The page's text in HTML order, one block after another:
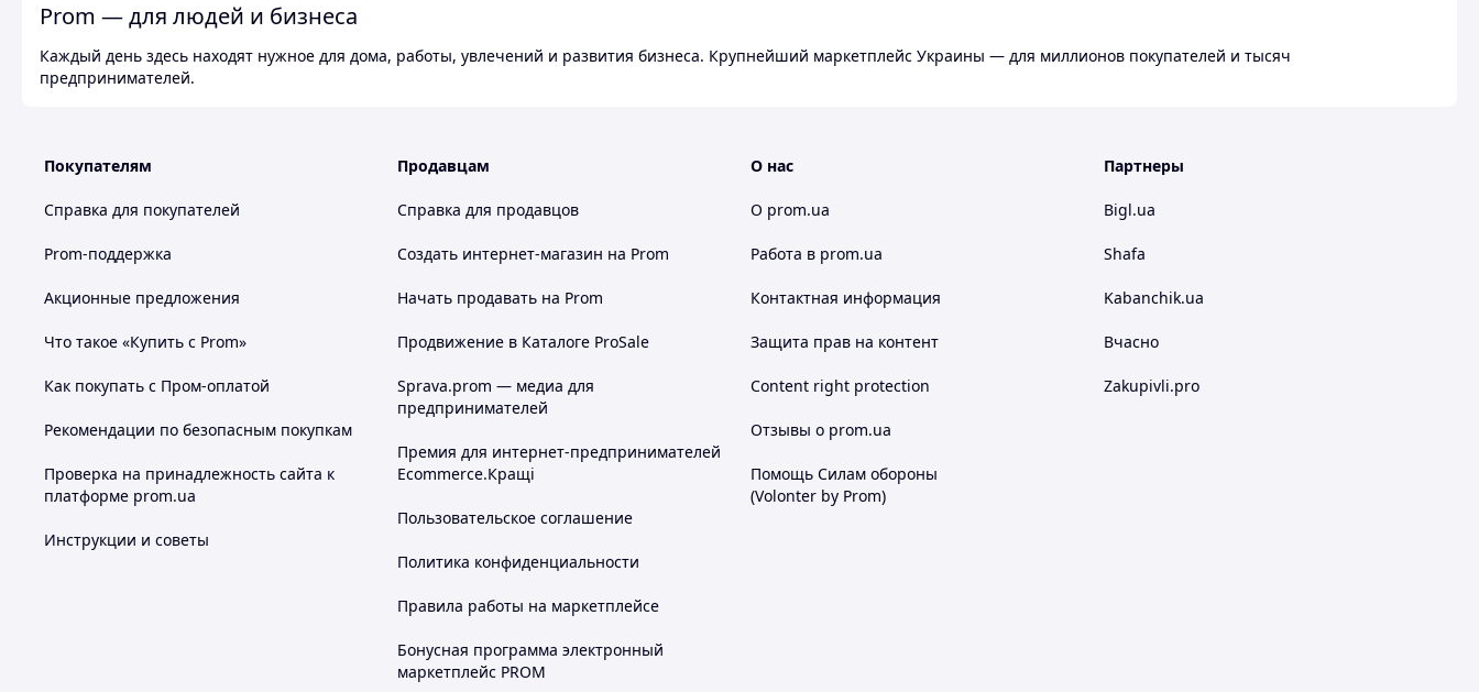
Prom — для людей и бизнеса
Каждый день здесь находят нужное для дома, работы, увлечений и развития бизнеса. Крупнейший маркетплейс Украины — для миллионов покупателей и тысяч
предпринимателей.
Покупателям
Справка для покупателей
Prom-поддержка
Акционные предложения
Что такое «Купить с Prom»
Как покупать с Пром-оплатой
Рекомендации по безопасным покупкам
Проверка на принадлежность сайта к
платформе prom.ua
Инструкции и советы
Продавцам
Справка для продавцов
Создать интернет-магазин на Prom
Начать продавать на Prom
Продвижение в Каталоге ProSale
Sprava.prom — медиа для
предпринимателей
Премия для интернет-предпринимателей
Ecommerce.Кращі
Пользовательское соглашение
Политика конфиденциальности
Правила работы на маркетплейсе
Бонусная программа электронный
маркетплейс PROM
О нас
О prom.ua
Работа в prom.ua
Контактная информация
Защита прав на контент
Content right protection
Отзывы о prom.ua
Помощь Силам обороны
(Volonter by Prom)
Партнеры
Bigl.ua
Shafa
Kabanchik.ua
Вчасно
Zakupivli.pro